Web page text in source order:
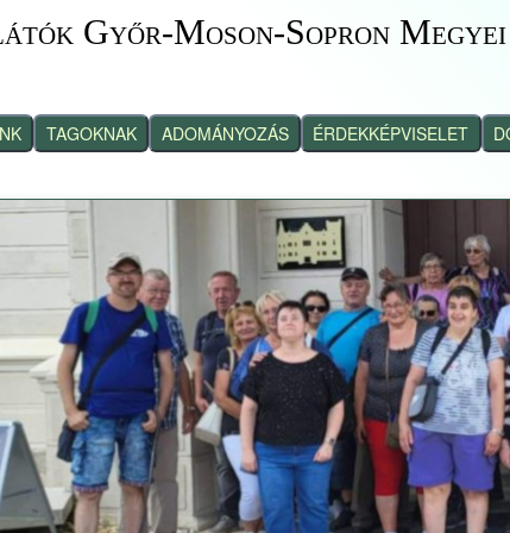
Győr-Moson-Sopron
TAGOKNAK ADOMÁNYOZÁS ÉRDEKKÉPVISELET